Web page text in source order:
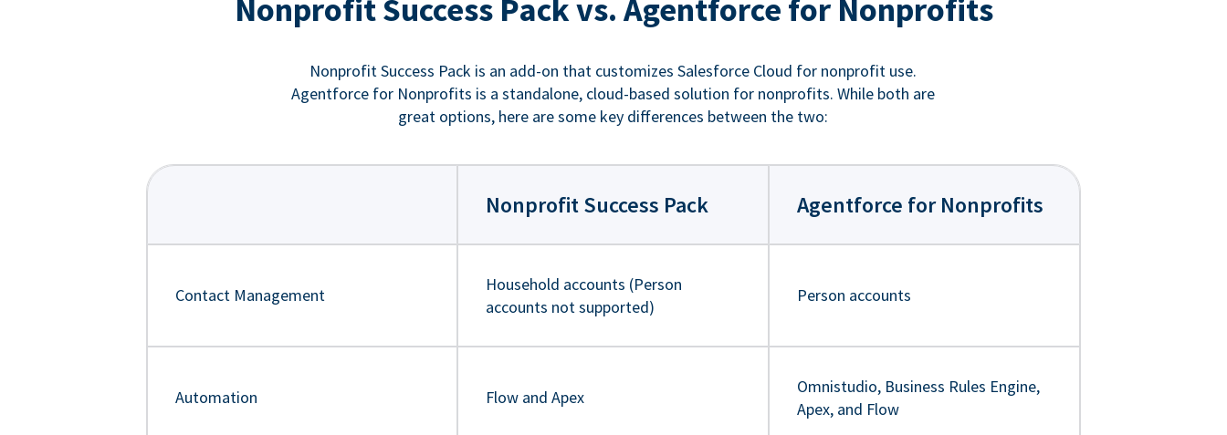
Nonprofit Success Pack vs. Agentforce for Nonprofits
Nonprofit Success Pack is an add-on that customizes Salesforce Cloud for nonprofit use.
Agentforce for Nonprofits is a standalone, cloud-based solution for nonprofits. While both are
great options, here are some key differences between the two:
Nonprofit Success Pack Agentforce for Nonprofits
Contact Management
Household accounts (Person
accounts not supported)
Person accounts
Automation Flow and Apex
Omnistudio, Business Rules Engine,
Apex, and Flow